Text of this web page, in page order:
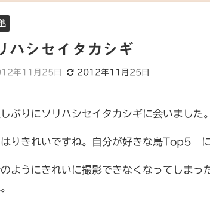
ハシセイタカシギ
年11月25日 2012年11月25日
ぶりにソリハシセイタカシギに会いました。
りきれいですね。自分が好きな鳥Top5 に
ようにきれいに撮影できなくなってしまっ